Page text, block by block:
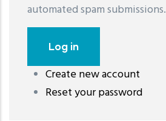
automated spam submissions.
Create new account
Reset your password
레딧 다운로드coloring pages
download